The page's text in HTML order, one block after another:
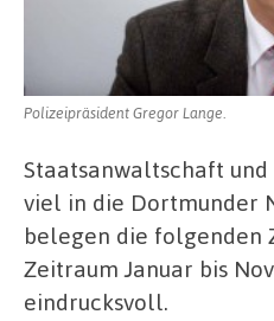
Polizeipräsident Gregor Lange.
Staatsanwaltschaft
viel in die Dortmunder
belegen die folgenden
Zeitraum Januar bis
eindrucksvoll.